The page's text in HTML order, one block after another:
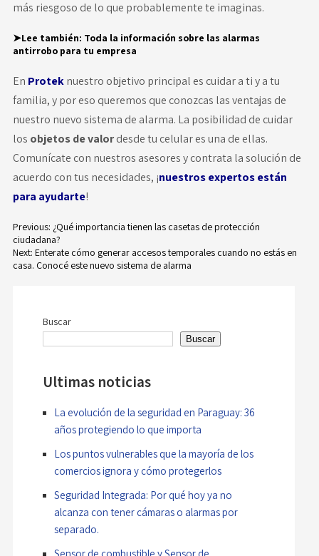
más riesgoso de lo que probablemente te imaginas.
➤Lee también: Toda la información sobre las alarmas
antirrobo para tu empresa
En Proteknuestro objetivo principal es cuidar a ti y a tu
familia, y por eso queremos que conozcas las ventajas de
nuestro nuevo sistema de alarma. La posibilidad de cuidar
los objetos de valordesde tu celular es una de ellas.
Comunícate con nuestros asesores y contrata la solución de
acuerdo con tus necesidades, ¡nuestros expertos están
para ayudarte!
Navegación
Previous: ¿Qué importancia tienen las casetas de protección
ciudadana?
Next: Enterate cómo generar accesos temporales cuando no estás en
casa. Conocé este nuevo sistema de alarma
Buscar
Buscar
Ultimas noticias
La evolución de la seguridad en Paraguay: 36
años protegiendo lo que importa
Los puntos vulnerables que la mayoría de los
comercios ignora y cómo protegerlos
Seguridad Integrada: Por qué hoy ya no
alcanza con tener cámaras o alarmas por
separado.
Sensor de combustible y Sensor de